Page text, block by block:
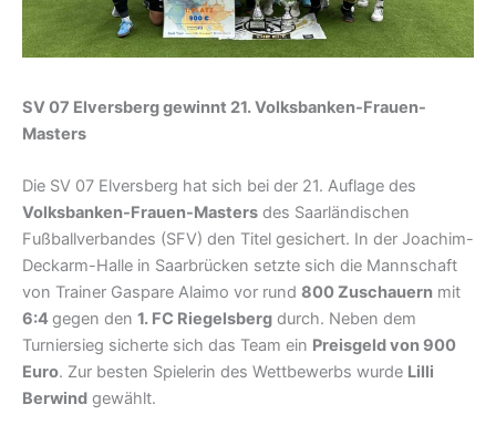
SV 07 Elversberg gewinnt 21. Volksbanken-Frauen-
Masters
Die SV 07 Elversberg hat sich bei der 21. Auflage des
Volksbanken-Frauen-Masters des Saarländischen
Fußballverbandes (SFV) den Titel gesichert. In der Joachim-
Deckarm-Halle in Saarbrücken setzte sich die Mannschaft
von Trainer Gaspare Alaimo vor rund 800 Zuschauern mit
6:4gegen den 1. FC Riegelsberg durch. Neben dem
Turniersieg sicherte sich das Team ein Preisgeld von 900
Euro. Zur besten Spielerin des Wettbewerbs wurde Lilli
Berwind gewählt.